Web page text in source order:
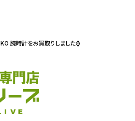
腕時計をお買取りしました⌚